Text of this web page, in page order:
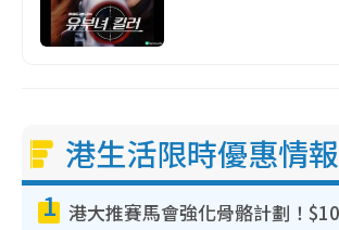
港生活限時優惠情報
1